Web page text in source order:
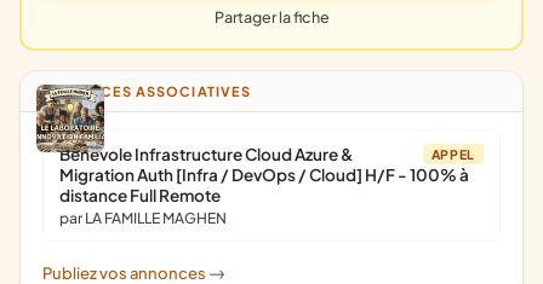
Partager la fiche
ANNONCES ASSOCIATIVES
APPEL
Bénévole Infrastructure Cloud Azure &
Migration Auth [Infra / DevOps / Cloud] H/F - 100% à
distance Full Remote
par LA FAMILLE MAGHEN
Publiez vos annonces ->